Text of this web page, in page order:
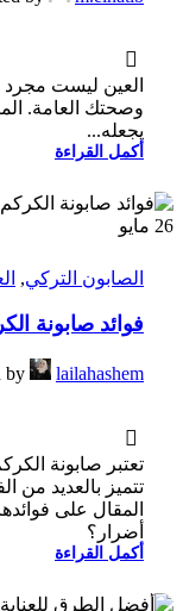
العين ليست مجرد
وصحتك العامة.
يجعله...
أكمل القراءة
26 مايو
الصابون التركي,
فوائد صابونة
by lailahashem
تعتبر صابونة
تتميز بالعديد من
المقال على
أضرار؟
أكمل القراءة